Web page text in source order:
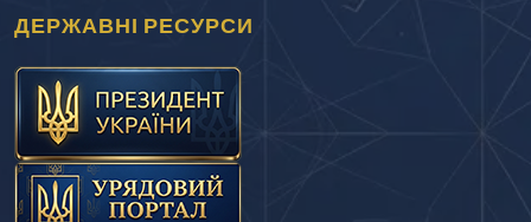
ДЕРЖАВНІ РЕСУРСИ